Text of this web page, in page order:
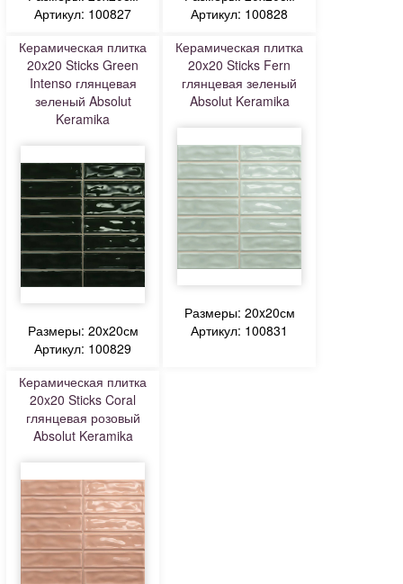
Артикул: 100827
Артикул: 100828
Керамическая плитка
20x20 Sticks Green
Intenso глянцевая
зеленый Absolut
Keramika
Размеры: 20x20см
Артикул: 100829
Керамическая плитка
20x20 Sticks Fern
глянцевая зеленый
Absolut Keramika
Размеры: 20x20см
Артикул: 100831
Керамическая плитка
20x20 Sticks Coral
глянцевая розовый
Absolut Keramika